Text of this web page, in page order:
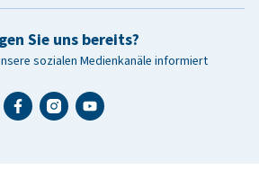
Sie uns bereits?
sozialen Medienkanäle informiert